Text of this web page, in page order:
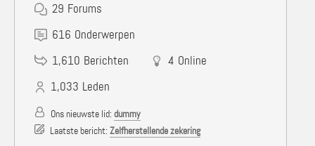
29 Forums
616 Onderwerpen
1,610 Berichten 4 Online
1,033 Leden
Ons nieuwste lid: dummy
Laatste bericht: Zelfherstellende zekering